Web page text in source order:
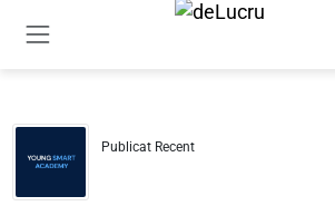
Publicat Recent